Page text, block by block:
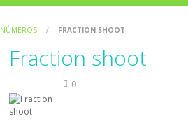
NÚMEROS / FRACTION SHOOT
Fraction shoot
0